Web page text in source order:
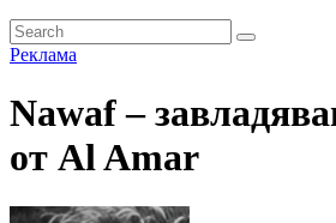
Реклама
Nawaf –
от Al Amar